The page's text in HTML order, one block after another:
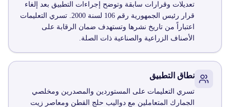
تعديلات وقرارات سابقة وتوضح إجراءات التطبيق بعد إلغاء
قرار رئيس الجمهورية رقم 106 لسنة 2000. تسري التعليمات
اعتباراً من تاريخ نشرها وتستهدف ضمان الرقابة على
الأصناف الزراعية والصناعية ذات الصلة.
نطاق التطبيق
تسري التعليمات على المستوردين والمصدرين ومخلصي
الجمارك المتعاملين مع دواليب حلج القطن ومعاصر زيت